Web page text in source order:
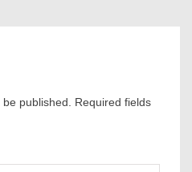
published. Required fields